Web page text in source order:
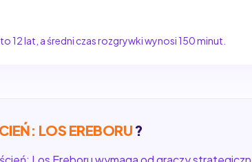
12 lat, a średni czas rozgrywki wynosi 150 minut.
LOS EREBORU?